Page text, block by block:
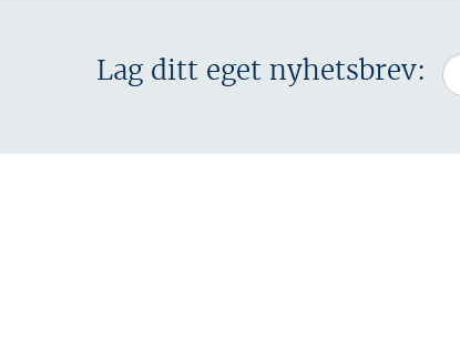
Lag ditt eget nyhetsbrev: